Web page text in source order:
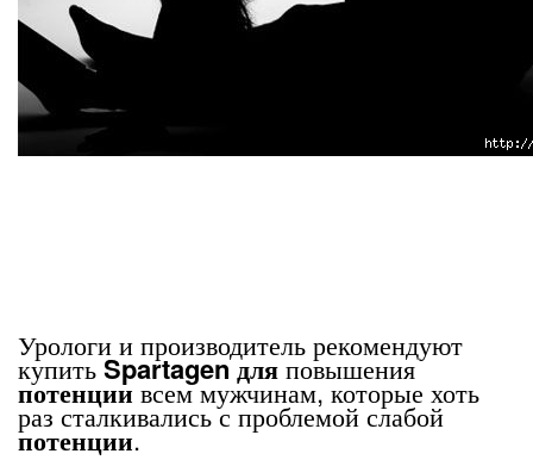
Урологи и производитель рекомендуют
купитьSpartagen дляповышения
потенциивсем мужчинам, которые хоть
раз сталкивались с проблемой слабой
потенции.